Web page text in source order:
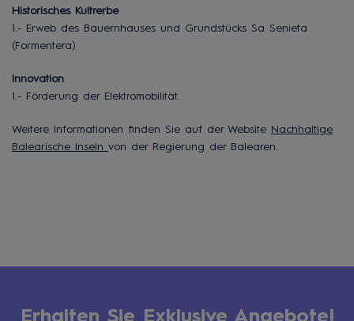
Historisches Kultrerbe
1.- Erweb des Bauernhauses und Grundstücks Sa Senieta
(Formentera)
Innovation
1.- Förderung der Elektromobilität.
Weitere Informationen finden Sie auf der Website Nachhaltige
Balearische Inseln von der Regierung der Balearen.